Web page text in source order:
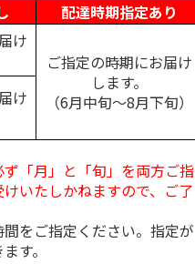
配達時期指定あり
け
ご指定の時期にお届け
します。
（6月中旬～8月下旬）
け
「月」と「旬」を両方ご指
いたしかねますので、ご了
をご指定ください。指定が
す。